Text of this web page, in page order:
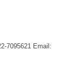
7095621 Email: